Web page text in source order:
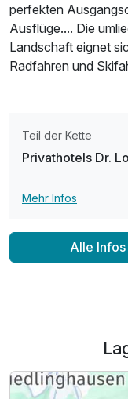
perfekten
Ausflüge.... Die
Landschaft eignet
Radfahren und
Teil der Kette
Privathotels Dr.
Mehr Infos
Alle